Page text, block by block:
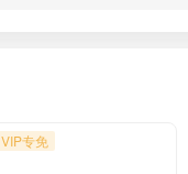
VIP专免